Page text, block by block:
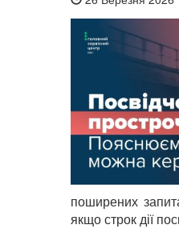
поширених
якщо строк дії